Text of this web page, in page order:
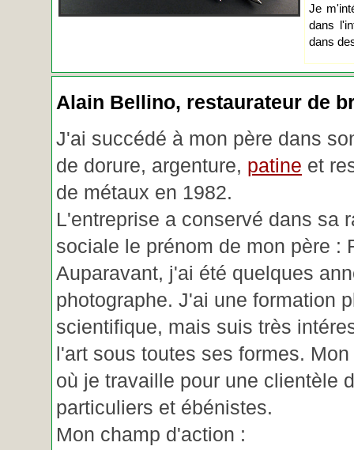
Je
dans
dans
Alain Bellino, restaurateur de
J'ai succédé à mon père dans
de dorure, argenture, patine et
de métaux en 1982.
L'entreprise a conservé dans sa
sociale le prénom de mon père :
Auparavant, j'ai été quelques
photographe. J'ai une formation
scientifique, mais suis très
l'art sous toutes ses formes.
où je travaille pour une clientèle
particuliers et ébénistes.
Mon champ d'action :